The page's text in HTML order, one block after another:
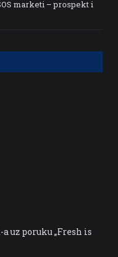
marketi – prospekt i
uz poruku „Fresh is